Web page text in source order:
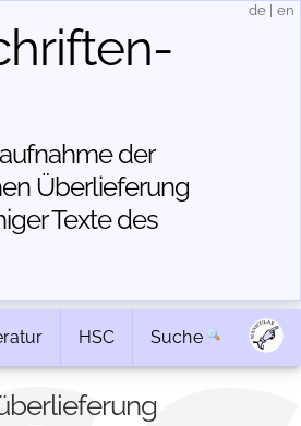
der
Über­lieferung
Texte des
de en
HSC Suche